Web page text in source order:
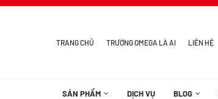
TRANG CHỦ TRƯỜNG OMEGA LÀ AI LIÊN HỆ
SẢN PHẨM DỊCH VỤ BLOG